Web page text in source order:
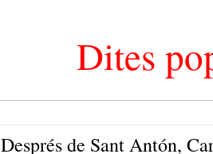
Dites
Després de Sant Antón,